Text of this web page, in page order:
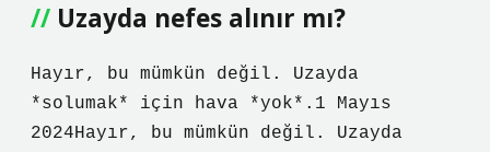
Uzayda nefes alınır mı?
Hayır, bu mümkün değil. Uzayda
*solumak* için hava *yok*.1 Mayıs
2024Hayır, bu mümkün değil. Uzayda